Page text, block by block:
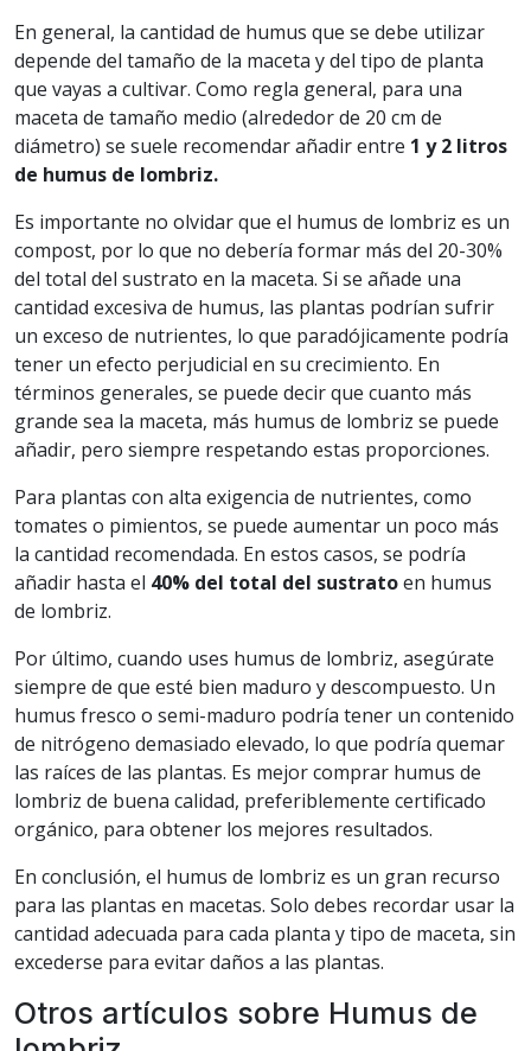
En general, la cantidad de humus que se debe utilizar
depende del tamaño de la maceta y del tipo de planta
que vayas a cultivar. Como regla general, para una
maceta de tamaño medio (alrededor de 20 cm de
diámetro) se suele recomendar añadir entre 1 y 2 litros
de humus de lombriz.
Es importante no olvidar que el humus de lombriz es un
compost, por lo que no debería formar más del 20-30%
del total del sustrato en la maceta. Si se añade una
cantidad excesiva de humus, las plantas podrían sufrir
un exceso de nutrientes, lo que paradójicamente podría
tener un efecto perjudicial en su crecimiento. En
términos generales, se puede decir que cuanto más
grande sea la maceta, más humus de lombriz se puede
añadir, pero siempre respetando estas proporciones.
Para plantas con alta exigencia de nutrientes, como
tomates o pimientos, se puede aumentar un poco más
la cantidad recomendada. En estos casos, se podría
añadir hasta el 40% del total del sustratoen humus
de lombriz.
Por último, cuando uses humus de lombriz, asegúrate
siempre de que esté bien maduro y descompuesto. Un
humus fresco o semi-maduro podría tener un contenido
de nitrógeno demasiado elevado, lo que podría quemar
las raíces de las plantas. Es mejor comprar humus de
lombriz de buena calidad, preferiblemente certificado
orgánico, para obtener los mejores resultados.
En conclusión, el humus de lombriz es un gran recurso
para las plantas en macetas. Solo debes recordar usar la
cantidad adecuada para cada planta y tipo de maceta, sin
excederse para evitar daños a las plantas.
Otros artículos sobre Humus de